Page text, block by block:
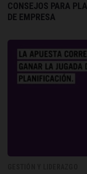
CONSEJOS PARA
DE EMPRESA